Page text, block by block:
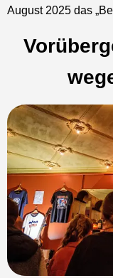
August 2025 das